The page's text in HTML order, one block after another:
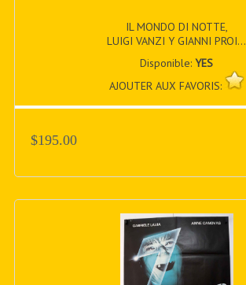
IL MONDO DI NOTTE,
LUIGI VANZI Y GIANNI PROI...
Disponible:YES
AJOUTER AUX FAVORIS:
$195.00